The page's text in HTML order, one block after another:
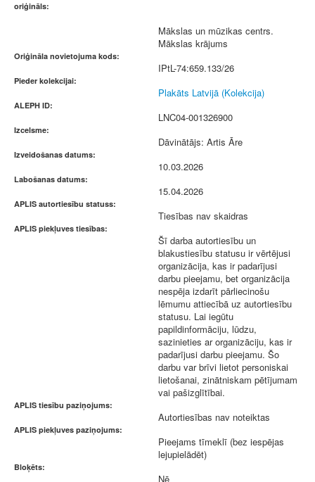
oriģināls:
Mākslas un mūzikas centrs.
Mākslas krājums
Oriģināla novietojuma kods:
IPtL-74:659.133/26
Pieder kolekcijai:
Plakāts Latvijā (Kolekcija)
ALEPH ID:
LNC04-001326900
Izcelsme:
Dāvinātājs: Artis Āre
Izveidošanas datums:
10.03.2026
Labošanas datums:
15.04.2026
APLIS autortiesību statuss:
Tiesības nav skaidras
APLIS piekļuves tiesības:
Šī darba autortiesību un
blakustiesību statusu ir vērtējusi
organizācija, kas ir padarījusi
darbu pieejamu, bet organizācija
nespēja izdarīt pārliecinošu
lēmumu attiecībā uz autortiesību
statusu. Lai iegūtu
papildinformāciju, lūdzu,
sazinieties ar organizāciju, kas ir
padarījusi darbu pieejamu. Šo
darbu var brīvi lietot personiskai
lietošanai, zinātniskam pētījumam
vai pašizglītībai.
APLIS tiesību paziņojums:
Autortiesības nav noteiktas
APLIS piekļuves paziņojums:
Pieejams tīmeklī (bez iespējas
lejupielādēt)
Bloķēts:
Nē